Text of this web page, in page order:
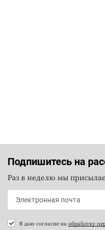
Подпишитесь на
Раз в неделю мы
Я даю согласие на обработку